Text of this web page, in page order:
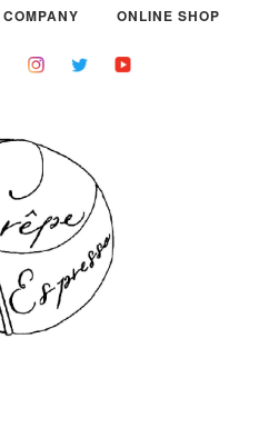
COMPANY ONLINE SHOP